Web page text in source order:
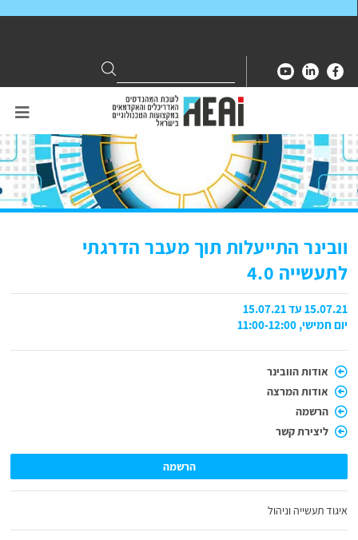
for:
Search
וובינר התייעלות תוך מעבר הדרגתי
לתעשייה 4.0
15.07.21 עד 15.07.21
יום חמישי, 11:00-12:00
אודות הוובינר
אודות המרצה
הרשמה
ליצירת קשר
הרשמה
איגוד תעשייה וניהול